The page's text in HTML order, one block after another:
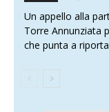
Un appello alla
Torre Annunziata
che punta a